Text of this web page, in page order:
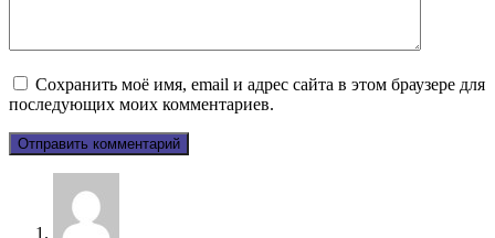
Сохранить моё имя, email и адрес сайта в этом браузере для
последующих моих комментариев.